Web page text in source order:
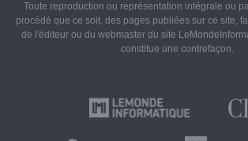
Toute reproduction ou représentation intégrale ou
procédé que ce soit, des pages publiées sur ce site,
de l'éditeur ou du webmaster du site
constitue une contrefaçon.